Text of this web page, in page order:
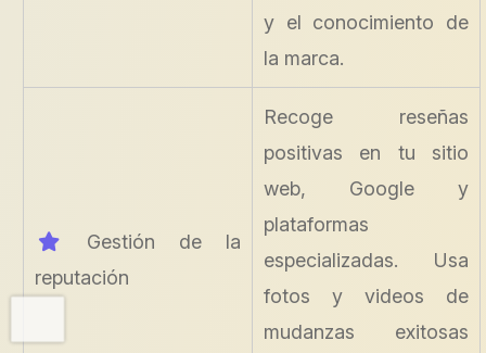
y el conocimiento de
la marca.
Gestión de la
reputación
Recoge reseñas
positivas en tu sitio
web, Google y
plataformas
especializadas. Usa
fotos y videos de
mudanzas exitosas